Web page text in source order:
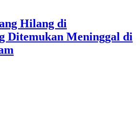
Hilang di
Ditemukan Meninggal di